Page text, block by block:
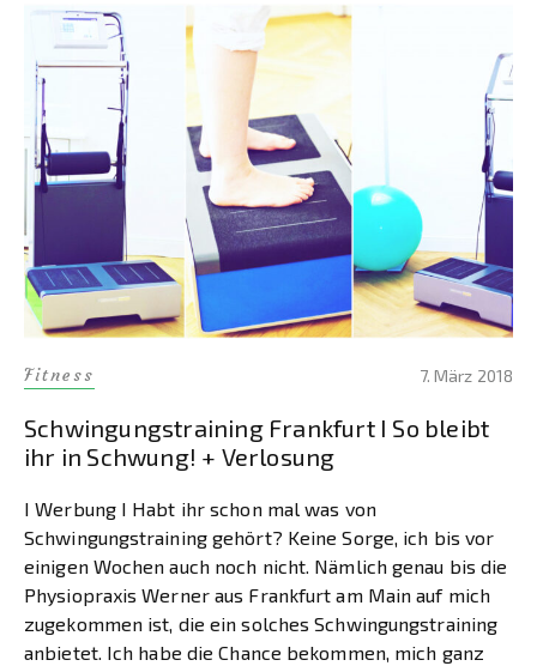
Fitness 7. März 2018
Schwingungstraining Frankfurt I So bleibt
ihr in Schwung! + Verlosung
I Werbung I Habt ihr schon mal was von
Schwingungstraining gehört? Keine Sorge, ich bis vor
einigen Wochen auch noch nicht. Nämlich genau bis die
Physiopraxis Werner aus Frankfurt am Main auf mich
zugekommen ist, die ein solches Schwingungstraining
anbietet. Ich habe die Chance bekommen, mich ganz